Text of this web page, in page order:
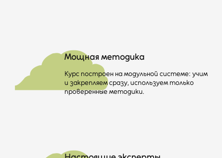
Мощная методика
Курс построен на модульной системе: учим
и закрепляем сразу, используем только
проверенные методики.
☁